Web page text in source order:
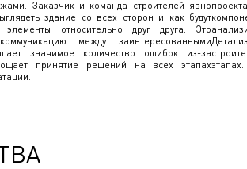
Заказчик и команда строителей явно
здание со всех сторон и как будут
элементы относительно друг друга. Это
между заинтересованными
значимое количество ошибок из-за
принятие решений на всех этапахэтапах.